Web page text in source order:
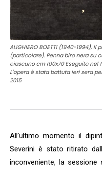
ALIGHIERO BOETTI (1940-1994),
(particolare). Penna biro nera su
ciascuno cm 100x70 Eseguito nel
L'opera è stata battuta ieri sera per
2015
All’ultimo momento il
Severini è stato ritirato
inconveniente, la sessione